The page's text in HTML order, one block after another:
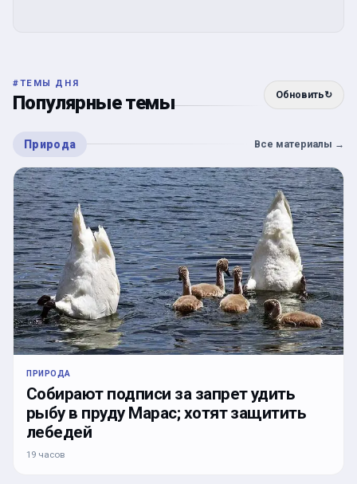
#ТЕМЫ ДНЯ
Популярные темы Обновить↻
Природа Все материалы →
ПРИРОДА
Собирают подписи за запрет удить
рыбу в пруду Марас; хотят защитить
лебедей
19 часов